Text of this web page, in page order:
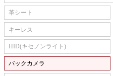
革シート
キーレス
HID(キセノンライト)
バックカメラ